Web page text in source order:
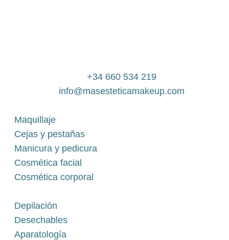
+34 660 534 219
info@masesteticamakeup.com
Maquillaje
Cejas y pestañas
Manicura y pedicura
Cosmética facial
Cosmética corporal
Depilación
Desechables
Aparatología